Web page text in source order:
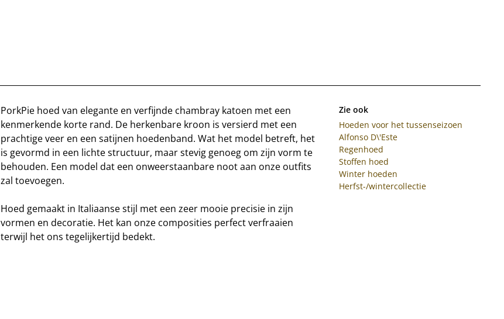
PorkPie hoed van elegante en verfijnde chambray katoen met een
kenmerkende korte rand. De herkenbare kroon is versierd met een
prachtige veer en een satijnen hoedenband. Wat het model betreft, het
is gevormd in een lichte structuur, maar stevig genoeg om zijn vorm te
behouden. Een model dat een onweerstaanbare noot aan onze outfits
zal toevoegen.
Hoed gemaakt in Italiaanse stijl met een zeer mooie precisie in zijn
vormen en decoratie. Het kan onze composities perfect verfraaien
terwijl het ons tegelijkertijd bedekt.
Zie ook
Hoeden voor het tussenseizoen
Alfonso D\'Este
Regenhoed
Stoffen hoed
Winter hoeden
Herfst-/wintercollectie